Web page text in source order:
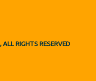
RIGHTS RESERVED